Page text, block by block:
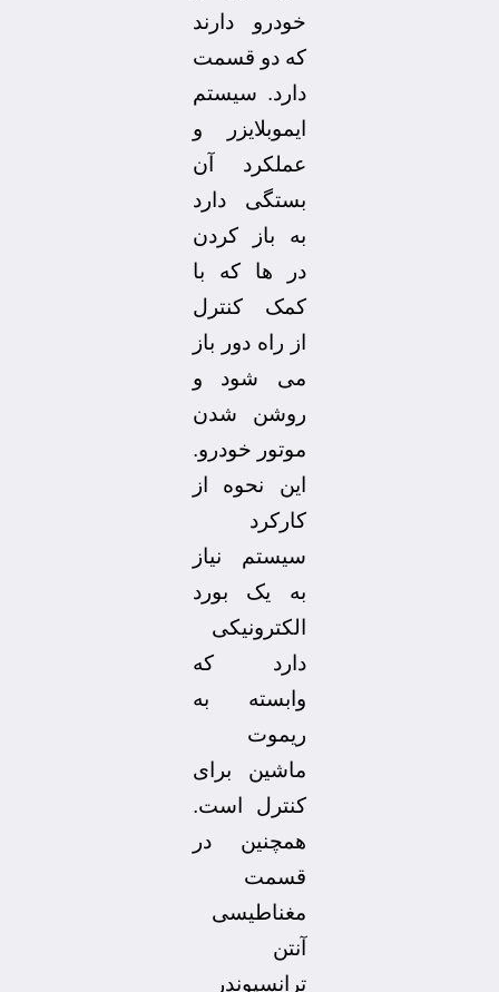
خودرو دارند
که دو قسمت
دارد. سیستم
ایموبلایزر و
عملکرد آن
بستگی دارد
به باز کردن
در ها که با
کمک کنترل
از راه دور باز
می شود و
روشن شدن
موتور خودرو.
این نحوه از
کارکرد
سیستم نیاز
به یک بورد
الکترونیکی
دارد که
وابسته به
ریموت
ماشین برای
کنترل است.
همچنین در
قسمت
مغناطیسی
آنتن
ترانسپوندر